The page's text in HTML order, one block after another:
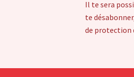
Il te sera
te
de protection